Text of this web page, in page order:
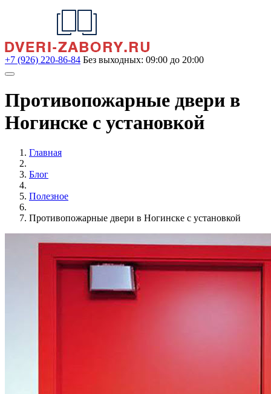
+7 (926) 220-86-84 Без выходных: 09:00 до 20:00
Противопожарные двери в
Ногинске с установкой
Главная
Блог
Полезное
Противопожарные двери в Ногинске с установкой